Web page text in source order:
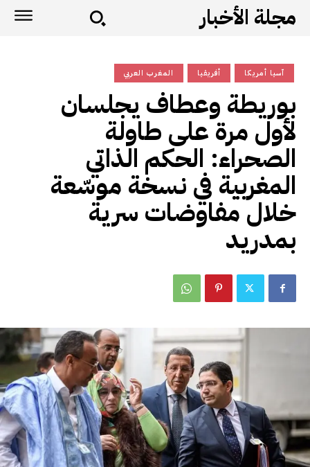
مجلة الأخبار
آسيا أمريكا أفريقيا المغرب العربي
بوريطة وعطاف يجلسان
لأول مرة على طاولة
الصحراء: الحكم الذاتي
المغربية في نسخة موسّعة
خلال مفاوضات سرية
بمدريد